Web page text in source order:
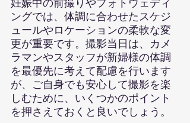
ングでは、体調に合わせたスケジ
ュールやロケーションの柔軟な変
更が重要です。撮影当日は、カメ
ラマンやスタッフが新婦様の体調
を最優先に考えて配慮を行います
が、ご自身でも安心して撮影を楽
しむために、いくつかのポイント
を押さえておくと良いでしょう。